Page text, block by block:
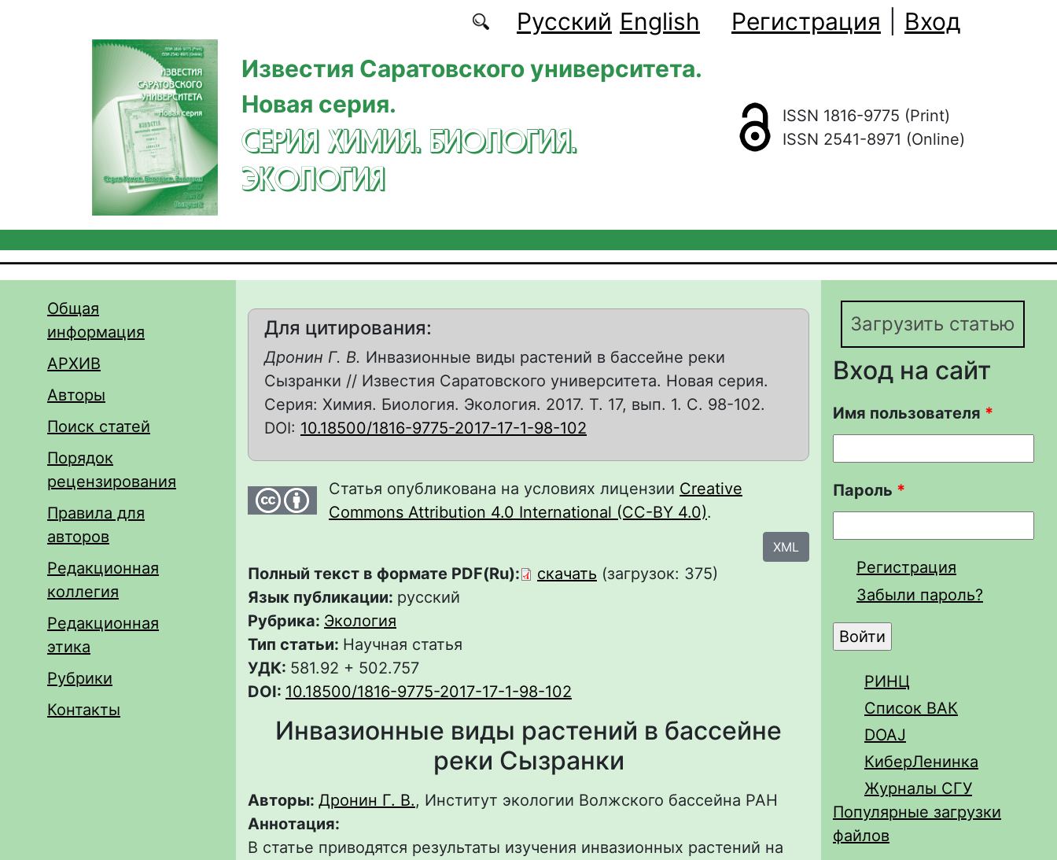
Русский English Регистрация
Вход
Известия Саратовского университета.
Новая серия.
СЕРИЯ ХИМИЯ. БИОЛОГИЯ.
ЭКОЛОГИЯ
ISSN 1816-9775 (Print)
ISSN 2541-8971 (Online)
Общая
информация
АРХИВ
Авторы
Поиск статей
Порядок
рецензирования
Правила для
авторов
Редакционная
коллегия
Редакционная
этика
Рубрики
Контакты
Для цитирования:
Дронин Г. В. Инвазионные виды растений в бассейне реки
Сызранки // Известия Саратовского университета. Новая серия.
Серия: Химия. Биология. Экология. 2017. Т. 17, вып. 1. С. 98-102.
DOI: 10.18500/1816-9775-2017-17-1-98-102
Статья опубликована на условиях лицензии Creative
Commons Attribution 4.0 International (CC-BY 4.0).
XML
Полный текст в формате PDF(Ru): скачать (загрузок: 375)
Язык публикации: русский
Рубрика: Экология
Тип статьи: Научная статья
УДК: 581.92 + 502.757
DOI: 10.18500/1816-9775-2017-17-1-98-102
Инвазионные виды растений в бассейне
реки Сызранки
Авторы: Дронин Г. В., Институт экологии Волжского бассейна РАН
Аннотация:
В статье приводятся результаты изучения инвазионных растений на
Загрузить статью
Вход на сайт
Имя пользователя *
Пароль *
Регистрация
Забыли пароль?
РИНЦ
Список ВАК
DOAJ
КиберЛенинка
Журналы СГУ
Популярные загрузки
файлов